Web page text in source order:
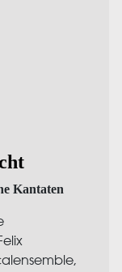
Kantaten